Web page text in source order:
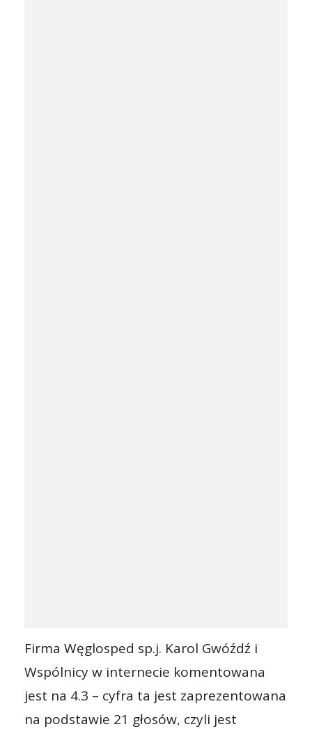
Firma Węglosped sp.j. Karol Gwóźdź i
Wspólnicy w internecie komentowana
jest na 4.3 – cyfra ta jest zaprezentowana
na podstawie 21 głosów, czyli jest